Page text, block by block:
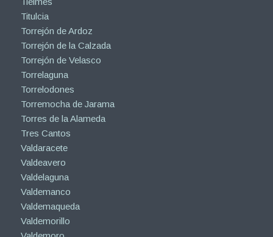
Titulcia
Torrejón de Ardoz
Torrejón de la Calzada
Torrejón de Velasco
Torrelaguna
Torrelodones
Torremocha de Jarama
Torres de la Alameda
Tres Cantos
Valdaracete
Valdeavero
Valdelaguna
Valdemanco
Valdemaqueda
Valdemorillo